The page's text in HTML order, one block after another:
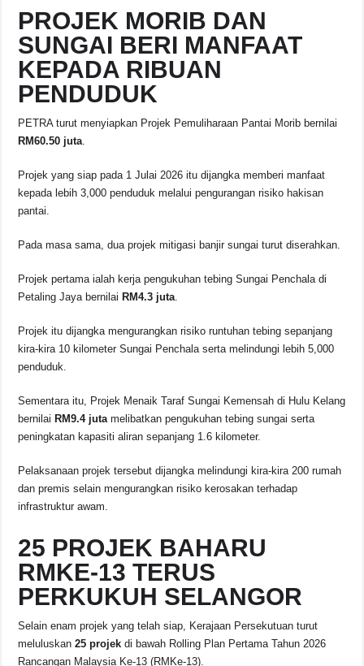
PROJEK MORIB DAN
SUNGAI BERI MANFAAT
KEPADA RIBUAN
PENDUDUK
PETRA turut menyiapkan Projek Pemuliharaan Pantai Morib bernilai
RM60.50 juta
Projek yang siap pada 1 Julai 2026 itu dijangka memberi manfaat
kepada lebih 3,000 penduduk melalui pengurangan risiko hakisan
pantai.
Pada masa sama, dua projek mitigasi banjir sungai turut diserahkan.
Projek pertama ialah kerja pengukuhan tebing Sungai Penchala di
Petaling Jaya bernilai RM4.3 juta
Projek itu dijangka mengurangkan risiko runtuhan tebing sepanjang
kira-kira 10 kilometer Sungai Penchala serta melindungi lebih 5,000
penduduk.
Sementara itu, Projek Menaik Taraf Sungai Kemensah di Hulu Kelang
bernilai RM9.4 juta melibatkan pengukuhan tebing sungai serta
peningkatan kapasiti aliran sepanjang 1.6 kilometer.
Pelaksanaan projek tersebut dijangka melindungi kira-kira 200 rumah
dan premis selain mengurangkan risiko kerosakan terhadap
infrastruktur awam.
25 PROJEK BAHARU
RMKE-13 TERUS
PERKUKUH SELANGOR
Selain enam projek yang telah siap, Kerajaan Persekutuan turut
meluluskan25 projek di bawah Rolling Plan Pertama Tahun 2026
Rancangan Malaysia Ke-13 (RMKe-13).